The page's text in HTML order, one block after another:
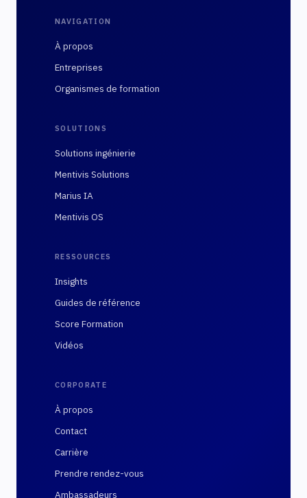
NAVIGATION
À propos
Entreprises
Organismes de formation
SOLUTIONS
Solutions ingénierie
Mentivis Solutions
Marius IA
Mentivis OS
RESSOURCES
Insights
Guides de référence
Score Formation
Vidéos
CORPORATE
À propos
Contact
Carrière
Prendre rendez-vous
Ambassadeurs